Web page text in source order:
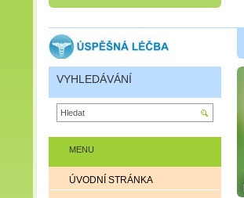
MENU
ÚVODNÍ STRÁNKA
VYHLEDÁVÁNÍ